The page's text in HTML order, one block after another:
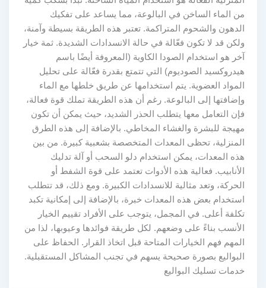
من الماء الساخن في البالوعة، مما يساعد على تفكيك
الدهون والشحوم المتراكمة. تعتبر هذه الطريقة بسيطة وآمنة،
ولكن قد لا تكون فعّالة في حالة الانسدادات الشديدة. ثمة خيار
آخر هو استخدام الصودا الكاوية (المعروفة أيضًا باسم
هيدروكسيد الصوديوم) التي تتمتع بقدرة فعّالة على تحليل
المواد العضوية. يتم استخدامها عن طريق خلطها مع الماء
وإضافتها إلى البالوعة. رغم أن هذه الطريقة تملك قوة فعالة،
فإن التعامل معها يتطلب الحذر الشديد، حيث يمكن أن تكون
مهيجة للبشرة والغشاء المخاطي. بالإضافة إلى هذه الطرق
المنزلية، تحظى المعدات المتخصصة بشعبية كبيرة. من بين
هذه المعدات، يمكن استخدام دلو السحب أو آلة تدليك
الأنابيب. فعالية هذه الأدوات تعتمد على قوة الشفط أو
الحركة، وتعد مثالية للانسدادات الكبيرة. ومع ذلك، قد تتطلب
استخدام بعض هذه المعدات خبرة، بالإضافة إلى إمكانية تكبد
تكلفة أعلى. في المجمل، يتوجب على الأفراد تقييم الخيار
الأنسب بناءً على وضعهم. لكل طريقة فوائدها وعيوبها، لذا من
المهم فهم الخيارات المتاحة قبل اتخاذ القرار. الحفاظ على
البواليع بصورة صحيحة يسهم في تجنب المشاكل المستقبلية.
خدمات تسليك البواليع